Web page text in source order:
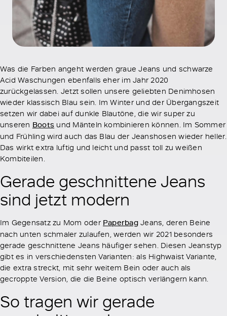
Was die Farben angeht werden graue Jeans und schwarze
Acid Waschungen ebenfalls eher im Jahr 2020
zurückgelassen. Jetzt sollen unsere geliebten Denimhosen
wieder klassisch Blau sein. Im Winter und der Übergangszeit
setzen wir dabei auf dunkle Blautöne, die wir super zu
unseren Boots und Mänteln kombinieren können. Im Sommer
und Frühling wird auch das Blau der Jeanshosen wieder heller.
Das wirkt extra luftig und leicht und passt toll zu weißen
Kombiteilen.
Gerade geschnittene Jeans
sind jetzt modern
Im Gegensatz zu Mom oder PaperbagJeans, deren Beine
nach unten schmaler zulaufen, werden wir 2021 besonders
gerade geschnittene Jeans häufiger sehen. Diesen Jeanstyp
gibt es in verschiedensten Varianten: als Highwaist Variante,
die extra streckt, mit sehr weitem Bein oder auch als
gecroppte Version, die die Beine optisch verlängern kann.
So tragen wir gerade